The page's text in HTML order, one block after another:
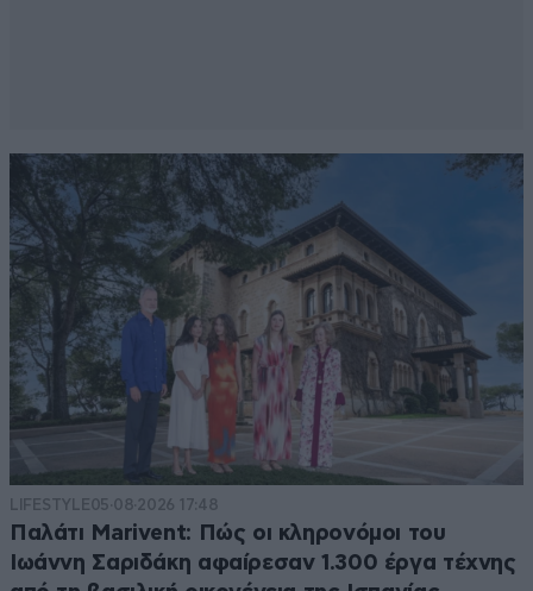
LIFESTYLE05·08·2026 17:48
Παλάτι Marivent: Πώς οι κληρονόμοι του
Ιωάννη Σαριδάκη αφαίρεσαν 1.300 έργα τέχνης